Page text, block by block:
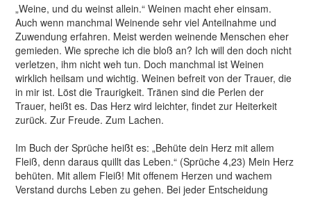
„Weine, und du weinst allein.“ Weinen macht eher einsam.
Auch wenn manchmal Weinende sehr viel Anteilnahme und
Zuwendung erfahren. Meist werden weinende Menschen eher
gemieden. Wie spreche ich die bloß an? Ich will den doch nicht
verletzen, ihm nicht weh tun. Doch manchmal ist Weinen
wirklich heilsam und wichtig. Weinen befreit von der Trauer, die
in mir ist. Löst die Traurigkeit. Tränen sind die Perlen der
Trauer, heißt es. Das Herz wird leichter, findet zur Heiterkeit
zurück. Zur Freude. Zum Lachen.
Im Buch der Sprüche heißt es: „Behüte dein Herz mit allem
Fleiß, denn daraus quillt das Leben.“ (Sprüche 4,23) Mein Herz
behüten. Mit allem Fleiß! Mit offenem Herzen und wachem
Verstand durchs Leben zu gehen. Bei jeder Entscheidung